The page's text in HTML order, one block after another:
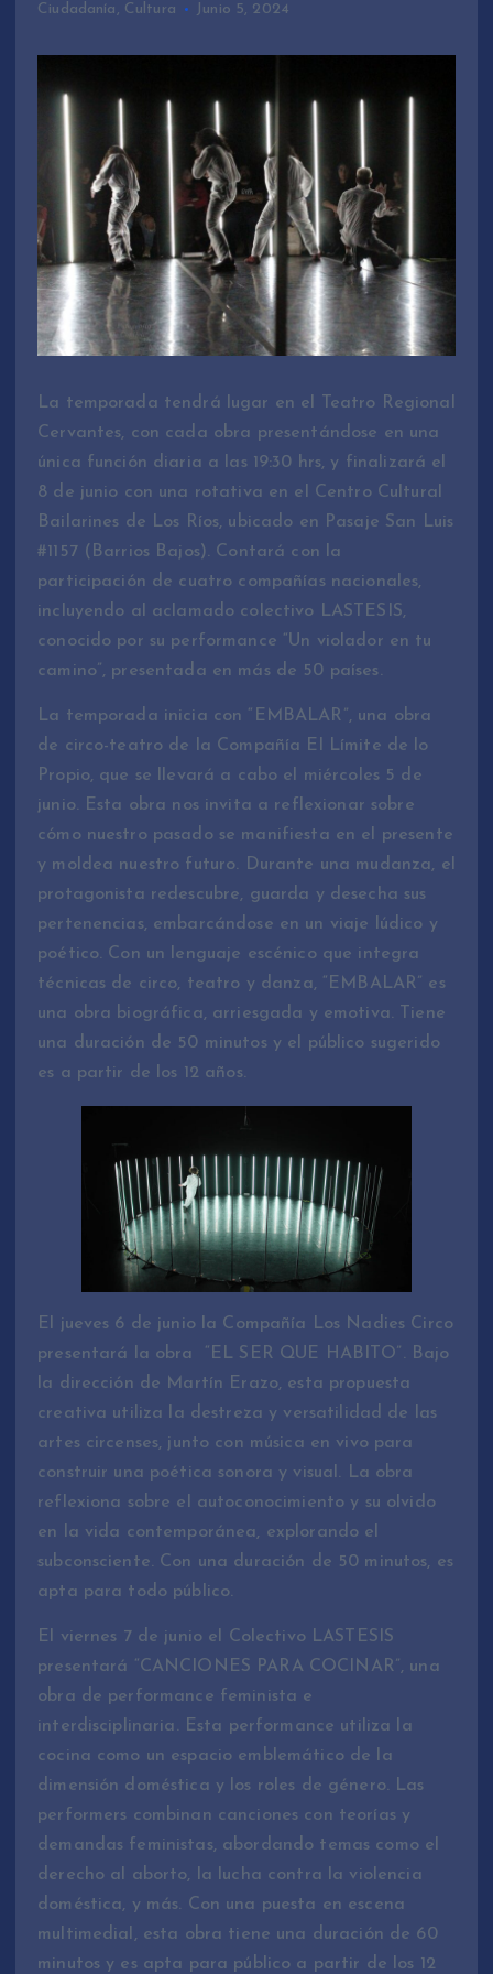
Ciudadanía , Cultura Junio 5, 2024
La temporada tendrá lugar en el Teatro Regional
Cervantes, con cada obra presentándose en una
única función diaria a las 19:30 hrs, y finalizará el
8 de junio con una rotativa en el Centro Cultural
Bailarines de Los Ríos, ubicado en Pasaje San Luis
#1157 (Barrios Bajos). Contará con la
participación de cuatro compañías nacionales,
incluyendo al aclamado colectivo LASTESIS,
conocido por su performance “Un violador en tu
camino”, presentada en más de 50 países.
La temporada inicia con “EMBALAR”, una obra
de circo-teatro de la Compañía El Límite de lo
Propio, que se llevará a cabo el miércoles 5 de
junio. Esta obra nos invita a reflexionar sobre
cómo nuestro pasado se manifiesta en el presente
y moldea nuestro futuro. Durante una mudanza, el
protagonista redescubre, guarda y desecha sus
pertenencias, embarcándose en un viaje lúdico y
poético. Con un lenguaje escénico que integra
técnicas de circo, teatro y danza, “EMBALAR” es
una obra biográfica, arriesgada y emotiva. Tiene
una duración de 50 minutos y el público sugerido
es a partir de los 12 años.
El jueves 6 de junio la Compañía Los Nadies Circo
presentará la obra “EL SER QUE HABITO”. Bajo
la dirección de Martín Erazo, esta propuesta
creativa utiliza la destreza y versatilidad de las
artes circenses, junto con música en vivo para
construir una poética sonora y visual. La obra
reflexiona sobre el autoconocimiento y su olvido
en la vida contemporánea, explorando el
subconsciente. Con una duración de 50 minutos, es
apta para todo público.
El viernes 7 de junio el Colectivo LASTESIS
presentará “CANCIONES PARA COCINAR”, una
obra de performance feminista e
interdisciplinaria. Esta performance utiliza la
cocina como un espacio emblemático de la
dimensión doméstica y los roles de género. Las
performers combinan canciones con teorías y
demandas feministas, abordando temas como el
derecho al aborto, la lucha contra la violencia
doméstica, y más. Con una puesta en escena
multimedial, esta obra tiene una duración de 60
minutos y es apta para público a partir de los 12